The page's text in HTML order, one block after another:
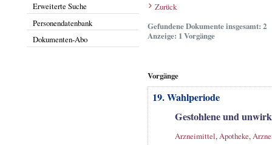
Erweiterte Suche
Personendatenbank
Dokumenten-Abo
Zurück
Gefundene Dokumente insgesamt: 2
Anzeige: 1 Vorgänge
Vorgänge
19. Wahlperiode
Gestohlene und
Arzneimittel,Apotheke,